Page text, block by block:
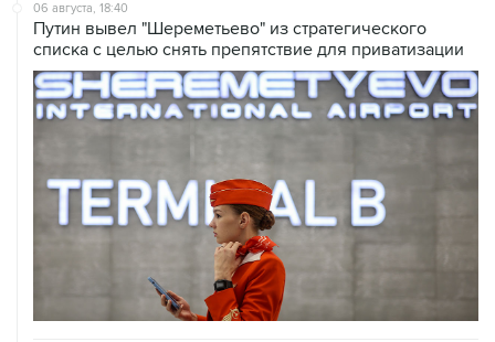
06 августа, 18:40
Путин вывел "Шереметьево" из стратегического
списка с целью снять препятствие для приватизации